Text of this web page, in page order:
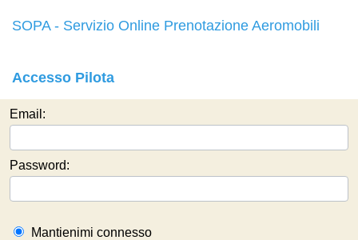
SOPA - Servizio Online Prenotazione Aeromobili
Accesso Pilota
Email:
Password:
Mantienimi connesso